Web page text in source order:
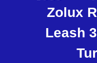
Zolux
Leash